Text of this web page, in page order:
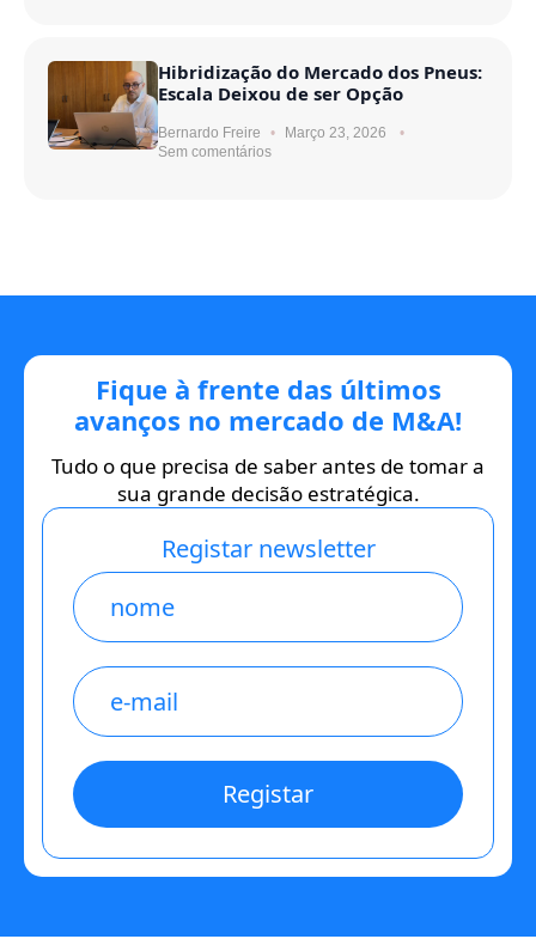
Hibridização do Mercado dos Pneus:
Escala Deixou de ser Opção
Bernardo Freire
Março 23, 2026
Sem comentários
Fique à frente das últimos
avanços no mercado de M&A!
Tudo o que precisa de saber antes de tomar a
sua grande decisão estratégica.
Registar newsletter
Name
E-
mail
*
Registar